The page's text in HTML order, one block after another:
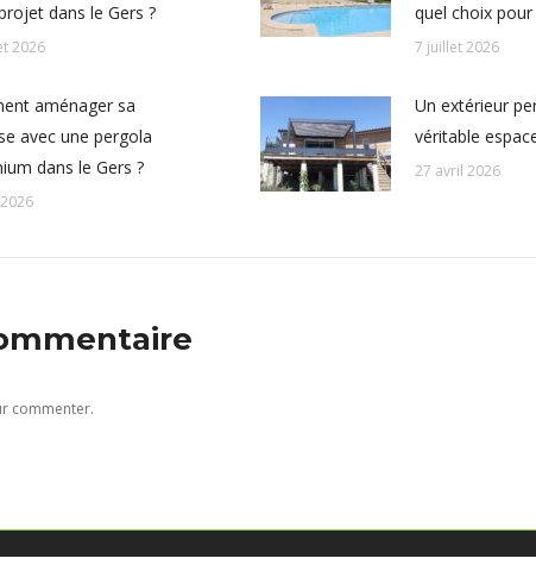
dans le Gers ?
2026
quel choix
7 juillet 2026
aménager sa
avec une pergola
dans le Gers ?
Un extérieur
véritable
27 avril 2026
commenter.